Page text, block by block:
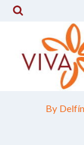
Skip
content
By